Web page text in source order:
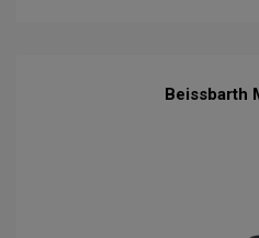
Beissbarth